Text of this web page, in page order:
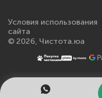
Условия использования
сайта
© 2026, Чистота.юа